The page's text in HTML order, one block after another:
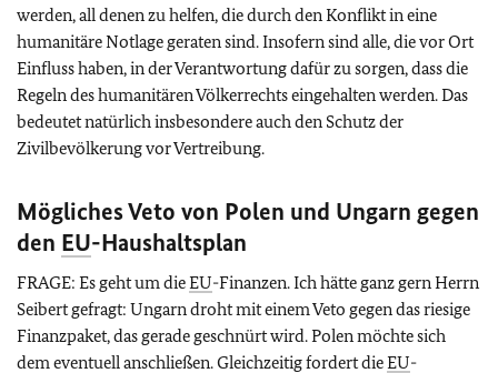
werden, all denen zu helfen, die durch den Konflikt in eine
humanitäre Notlage geraten sind. Insofern sind alle, die vor Ort
Einfluss haben, in der Verantwortung dafür zu sorgen, dass die
Regeln des humanitären Völkerrechts eingehalten werden. Das
bedeutet natürlich insbesondere auch den Schutz der
Zivilbevölkerung vor Vertreibung.
Mögliches Veto von Polen und Ungarn gegen
den EU-Haushaltsplan
FRAGE: Es geht um dieEU-Finanzen. Ich hätte ganz gern Herrn
Seibert gefragt: Ungarn droht mit einem Veto gegen das riesige
Finanzpaket, das gerade geschnürt wird. Polen möchte sich
dem eventuell anschließen. Gleichzeitig fordert dieEU-